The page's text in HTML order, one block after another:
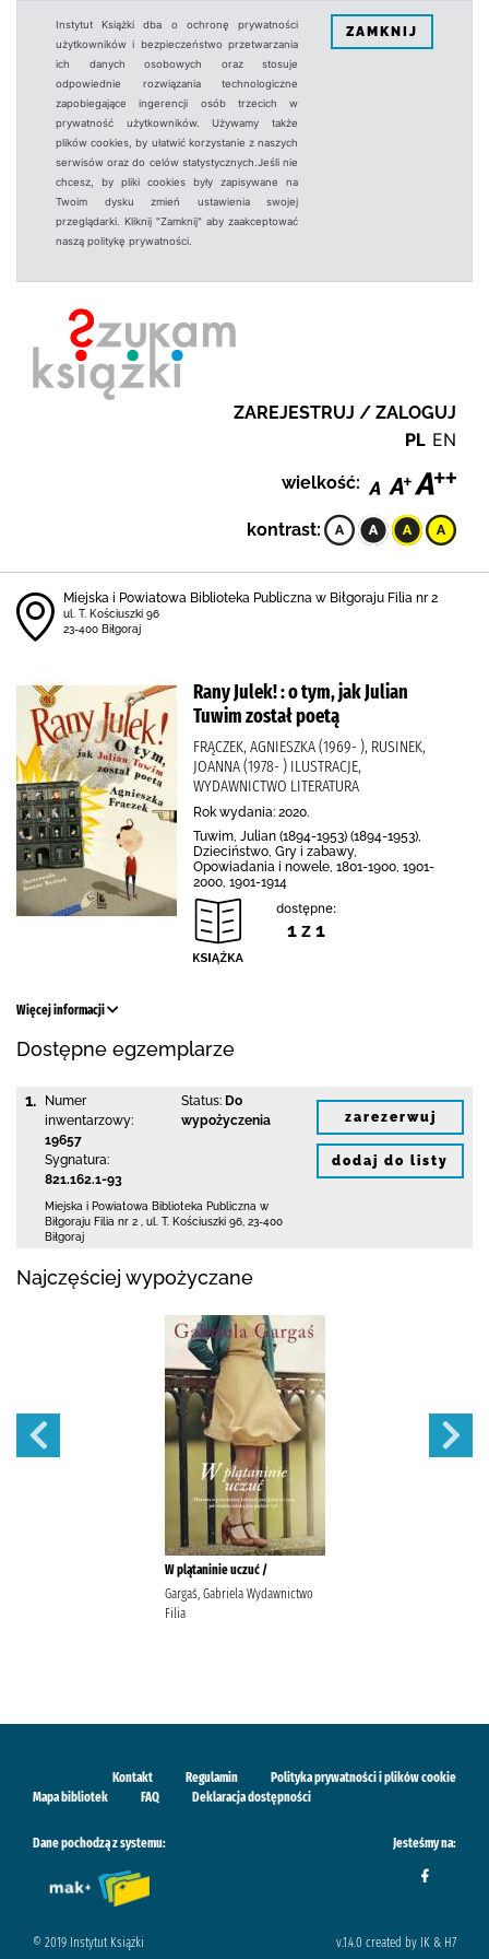
Instytut Książki dba o ochronę prywatności
użytkowników i bezpieczeństwo przetwarzania
ich danych osobowych oraz stosuje
odpowiednie rozwiązania technologiczne
zapobiegające ingerencji osób trzecich w
prywatność użytkowników. Używamy także
plików cookies, by ułatwić korzystanie z naszych
serwisów oraz do celów statystycznych.Jeśli nie
chcesz, by pliki cookies były zapisywane na
Twoim dysku zmień ustawienia swojej
przeglądarki. Kliknij "Zamknij" aby zaakceptować
naszą politykę prywatności.
ZAMKNIJ
ZAREJESTRUJ / ZALOGUJ
PL EN
wielkość:
kontrast:
Miejska i Powiatowa Biblioteka Publiczna w Biłgoraju Filia nr 2
ul. T. Kościuszki 96
23-400 Biłgoraj
Rany Julek! : o tym, jak Julian
Tuwim został poetą
FRĄCZEK, AGNIESZKA (1969- ), RUSINEK,
JOANNA (1978- ) ILUSTRACJE,
WYDAWNICTWO LITERATURA
Rok wydania: 2020.
Tuwim, Julian (1894-1953) (1894-1953),
Dzieciństwo, Gry i zabawy,
Opowiadania i nowele, 1801-1900, 1901-
2000, 1901-1914
dostępne:
1 z 1
Więcej informacji
Dostępne egzemplarze
1.
Numer
inwentarzowy:
19657
Sygnatura:
821.162.1-93
Status: Do
wypożyczenia
Miejska i Powiatowa Biblioteka Publiczna w
Biłgoraju Filia nr 2
ul. T. Kościuszki 96 23-400
Biłgoraj
zarezerwuj
dodaj do listy
Najczęściej wypożyczane
W plątaninie uczuć /
Gargaś, Gabriela Wydawnictwo
Filia
Kontakt Regulamin
Polityka prywatności i plików cookie
Mapa bibliotek
FAQ Deklaracja dostępności
Dane pochodzą z systemu: Jesteśmy na:
© 2019 Instytut Książki v.1.4.0 created by IK & H7